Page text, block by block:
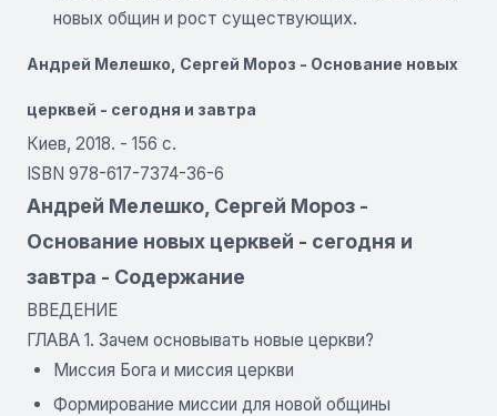
новых общин и рост существующих.
Андрей Мелешко, Сергей Мороз - Основание новых
церквей - сегодня и завтра
Киев, 2018. - 156 с.
ISBN 978-617-7374-36-6
Андрей Мелешко, Сергей Мороз -
Основание новых церквей - сегодня и
завтра - Содержание
ВВЕДЕНИЕ
ГЛАВА 1. Зачем основывать новые церкви?
Миссия Бога и миссия церкви
Формирование миссии для новой общины